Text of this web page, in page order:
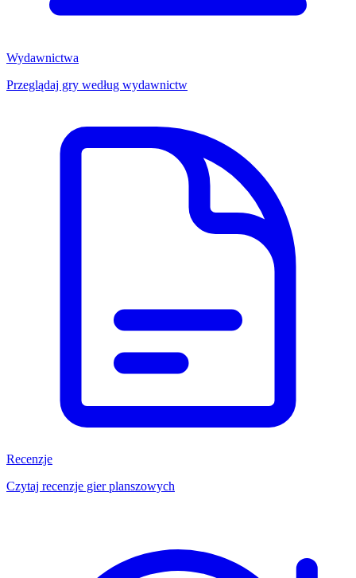
Wydawnictwa
Przeglądaj gry według wydawnictw
Recenzje
Czytaj recenzje gier planszowych